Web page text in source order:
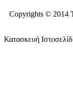
Copyrights © 2014
Κατασκευή